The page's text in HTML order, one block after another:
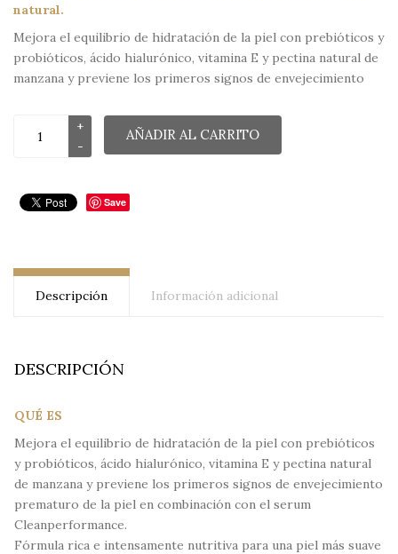
natural.
Mejora el equilibrio de hidratación de la piel con prebióticos y
probióticos, ácido hialurónico, vitamina E y pectina natural de
manzana y previene los primeros signos de envejecimiento
AÑADIR AL CARRITO
Save
Descripción Información adicional
DESCRIPCIÓN
QUÉ ES
Mejora el equilibrio de hidratación de la piel con prebióticos
y probióticos, ácido hialurónico, vitamina E y pectina natural
de manzana y previene los primeros signos de envejecimiento
prematuro de la piel en combinación con el serum
Cleanperformance.
Fórmula rica e intensamente nutritiva para una piel más suave